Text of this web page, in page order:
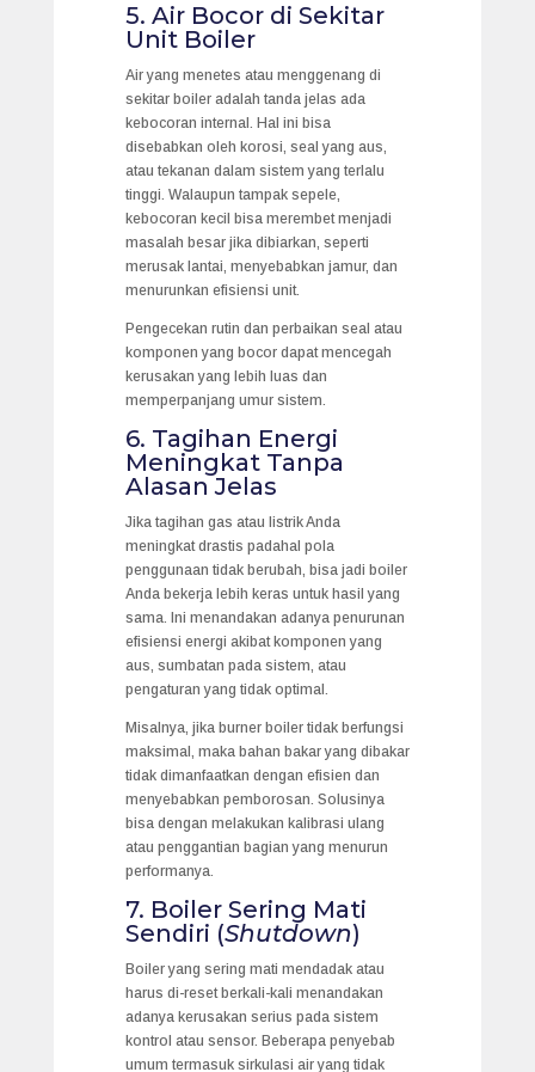
5. Air Bocor di Sekitar
Unit Boiler
Air yang menetes atau menggenang di
sekitar boiler adalah tanda jelas ada
kebocoran internal. Hal ini bisa
disebabkan oleh korosi, seal yang aus,
atau tekanan dalam sistem yang terlalu
tinggi. Walaupun tampak sepele,
kebocoran kecil bisa merembet menjadi
masalah besar jika dibiarkan, seperti
merusak lantai, menyebabkan jamur, dan
menurunkan efisiensi unit.
Pengecekan rutin dan perbaikan seal atau
komponen yang bocor dapat mencegah
kerusakan yang lebih luas dan
memperpanjang umur sistem.
6. Tagihan Energi
Meningkat Tanpa
Alasan Jelas
Jika tagihan gas atau listrik Anda
meningkat drastis padahal pola
penggunaan tidak berubah, bisa jadi boiler
Anda bekerja lebih keras untuk hasil yang
sama. Ini menandakan adanya penurunan
efisiensi energi akibat komponen yang
aus, sumbatan pada sistem, atau
pengaturan yang tidak optimal.
Misalnya, jika burner boiler tidak berfungsi
maksimal, maka bahan bakar yang dibakar
tidak dimanfaatkan dengan efisien dan
menyebabkan pemborosan. Solusinya
bisa dengan melakukan kalibrasi ulang
atau penggantian bagian yang menurun
performanya.
7. Boiler Sering Mati
Sendiri (Shutdown)
Boiler yang sering mati mendadak atau
harus di-reset berkali-kali menandakan
adanya kerusakan serius pada sistem
kontrol atau sensor. Beberapa penyebab
umum termasuk sirkulasi air yang tidak